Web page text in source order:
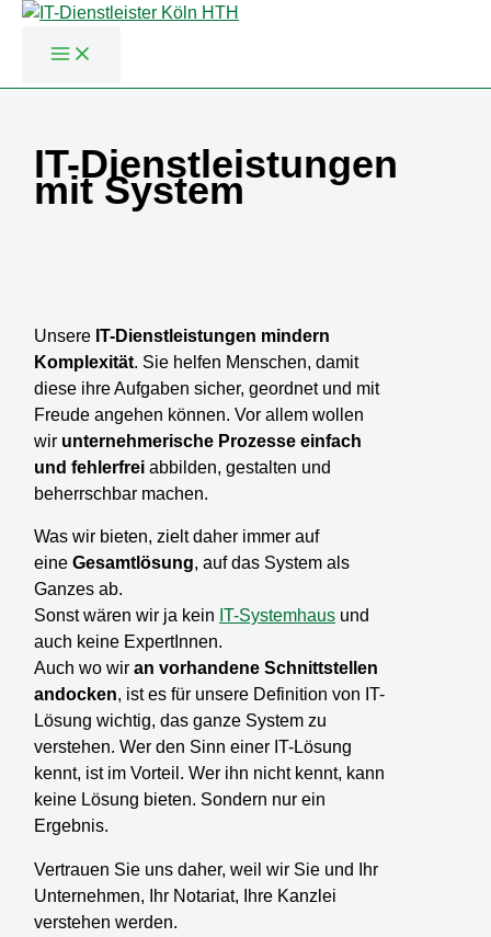
springen
IT-Dienstleistungen
mit System
Unsere IT-Dienstleistungen mindern
Komplexität. Sie helfen Menschen, damit
diese ihre Aufgaben sicher, geordnet und mit
Freude angehen können. Vor allem wollen
wir unternehmerische Prozesse einfach
und fehlerfrei abbilden, gestalten und
beherrschbar machen.
Was wir bieten, zielt daher immer auf
eine Gesamtlösung, auf das System als
Ganzes ab.
Sonst wären wir ja kein IT-Systemhaus und
auch keine ExpertInnen.
Auch wo wir an vorhandene Schnittstellen
andocken, ist es für unsere Definition von IT-
Lösung wichtig, das ganze System zu
verstehen. Wer den Sinn einer IT-Lösung
kennt, ist im Vorteil. Wer ihn nicht kennt, kann
keine Lösung bieten. Sondern nur ein
Ergebnis.
Vertrauen Sie uns daher, weil wir Sie und Ihr
Unternehmen, Ihr Notariat, Ihre Kanzlei
verstehen werden.